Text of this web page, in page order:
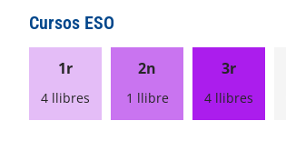
Cursos ESO
1r
4 llibres
2n
1 llibre
3r
4 llibres